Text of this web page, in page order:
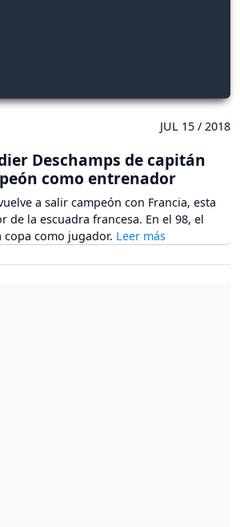
JUL 15 / 2018
Deschamps de capitán
como entrenador
a salir campeón con Francia, esta
de la escuadra francesa. En el 98, el
como jugador.